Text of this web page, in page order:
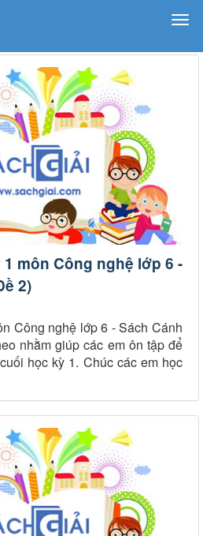
môn Công nghệ lớp 6 -
2)
Công nghệ lớp 6 - Sách Cánh
nhằm giúp các em ôn tập để
học kỳ 1. Chúc các em học